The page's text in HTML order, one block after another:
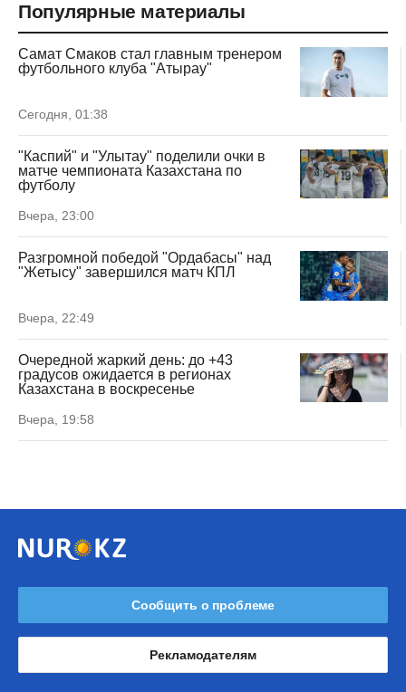
Популярные материалы
Самат Смаков стал главным тренером
футбольного клуба "Атырау"
Сегодня, 01:38
"Каспий" и "Улытау" поделили очки в
матче чемпионата Казахстана по
футболу
Вчера, 23:00
Разгромной победой "Ордабасы" над
"Жетысу" завершился матч КПЛ
Вчера, 22:49
Очередной жаркий день: до +43
градусов ожидается в регионах
Казахстана в воскресенье
Вчера, 19:58
Сообщить о проблеме
Рекламодателям